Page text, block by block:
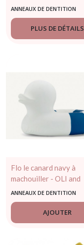
ANNEAUX DE DENTITION
PLUS DE DÉTAILS
Flo le canard navy à
machouiller - OLI and
CAROL
ANNEAUX DE DENTITION
AJOUTER